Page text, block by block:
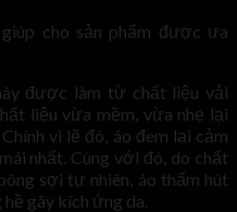
cho sản phẩm được ưa
được làm từ chất liệu vải
liệu vừa mềm, vừa nhẹ lại
vì lẽ đó, áo đem lại cảm
nhất. Cùng với đó, do chất
sợi tự nhiên, áo thấm hút
gây kích ứng da.